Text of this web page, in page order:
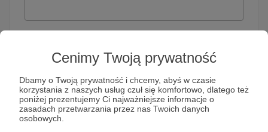
Cenimy Twoją prywatność
Dbamy o Twoją prywatność i chcemy, abyś w czasie
korzystania z naszych usług czuł się komfortowo, dlatego też
poniżej prezentujemy Ci najważniejsze informacje o
zasadach przetwarzania przez nas Twoich danych
osobowych.
Telefon *